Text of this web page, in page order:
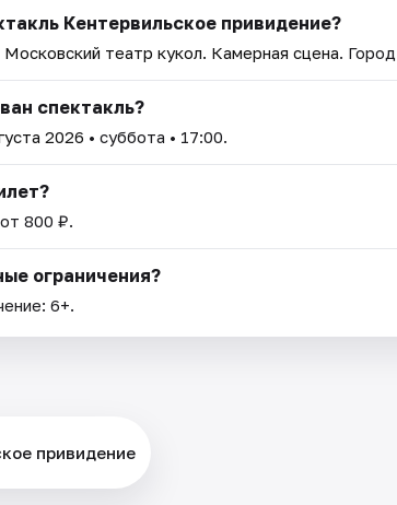
Кентервильское привидение?
Московский театр кукол. Камерная сцена.
спектакль?
2026 • суббота • 17:00.
800 ₽.
ограничения?
6+.
привидение